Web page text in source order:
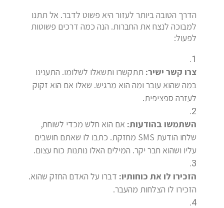
הדרך הטובה ביותר לעזור היא פשוט לדבר. אל תתנו
למבוכה לנצח את החברות. הנה כמה דרכים פשוטות
לפעול:
צרו קשר ישיר: תתקשרו ותשאלו לשלומו. התענינו
במה שהוא עובר ומה הוא מרגיש. שאלו אם הוא זקוק
לעזרה ספציפית.
השתמשו בהודעות: אם הוא חלש מכדי לשוחח,
שלחו הודעת SMS מחזקת. כתבו לו שאתם חושבים
עליו ושהוא חבר יקר. המילים האלו נותנות כוח עצום.
הזכירו לו את כוחותיו: דברו על האדם החזק שהוא.
הזכירו לו הצלחות מהעבר.